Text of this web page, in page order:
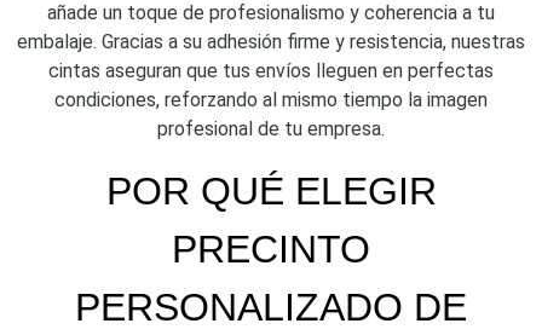
añade un toque de profesionalismo y coherencia a tu
embalaje. Gracias a su adhesión firme y resistencia, nuestras
cintas aseguran que tus envíos lleguen en perfectas
condiciones, reforzando al mismo tiempo la imagen
profesional de tu empresa.
POR QUÉ ELEGIR
PRECINTO
PERSONALIZADO DE